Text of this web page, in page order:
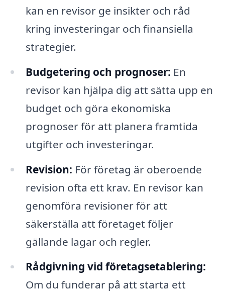
kan en revisor ge insikter och råd
kring investeringar och finansiella
strategier.
Budgetering och prognoser: En
revisor kan hjälpa dig att sätta upp en
budget och göra ekonomiska
prognoser för att planera framtida
utgifter och investeringar.
Revision: För företag är oberoende
revision ofta ett krav. En revisor kan
genomföra revisioner för att
säkerställa att företaget följer
gällande lagar och regler.
Rådgivning vid företagsetablering:
Om du funderar på att starta ett